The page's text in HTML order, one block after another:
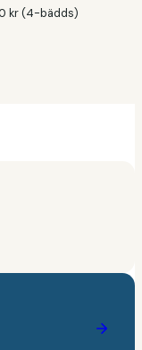
kr (4-bädds)